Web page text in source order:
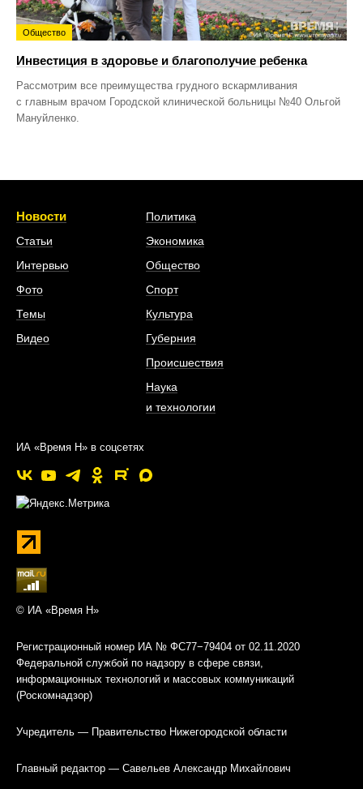
Общество
Инвестиция в здоровье и благополучие ребенка
Рассмотрим все преимущества грудного вскармливания
с главным врачом Городской клинической больницы №40 Ольгой
Мануйленко.
Новости
Статьи
Интервью
Фото
Темы
Видео
Политика
Экономика
Общество
Спорт
Культура
Губерния
Происшествия
Наука
и технологии
ИА «Время Н» в соцсетях
© ИА «Время Н»
Регистрационный номер ИА № ФС77−79404 от 02.11.2020
Федеральной службой по надзору в сфере связи,
информационных технологий и массовых коммуникаций
(Роскомнадзор)
Учредитель — Правительство Нижегородской области
Главный редактор — Савельев Александр Михайлович